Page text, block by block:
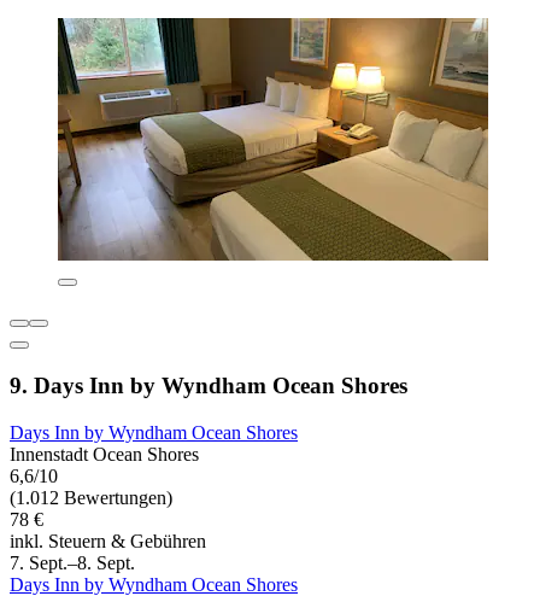
9. Days Inn by Wyndham Ocean Shores
Days Inn by Wyndham Ocean Shores
Innenstadt Ocean Shores
6,6/10
(1.012 Bewertungen)
78 €
inkl. Steuern & Gebühren
7. Sept.–8. Sept.
Days Inn by Wyndham Ocean Shores